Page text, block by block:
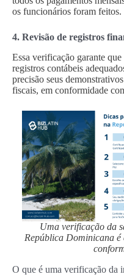
os funcionários foram feitos.
4. Revisão de registros
Essa verificação garante
registros contábeis
precisão seus
fiscais, em conformidade
Uma verificação da
República Dominicana é
O que é uma verificação da